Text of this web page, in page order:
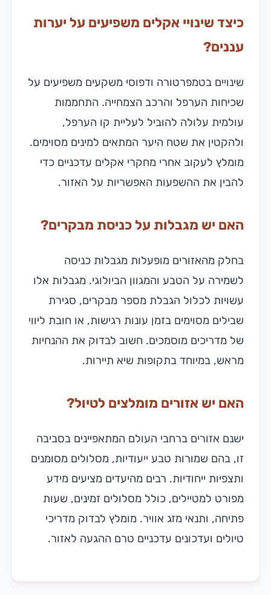
כיצד שינויי אקלים משפיעים על יערות
עננים?
שינויים בטמפרטורה ודפוסי משקעים משפיעים על
שכיחות הערפל והרכב הצמחייה. התחממות
עולמית עלולה להוביל לעליית קו הערפל,
ולהקטין את שטח היער המתאים למינים מסוימים.
מומלץ לעקוב אחרי מחקרי אקלים עדכניים כדי
להבין את ההשפעות האפשריות על האזור.
האם יש מגבלות על כניסת מבקרים?
בחלק מהאזורים מופעלות מגבלות כניסה
לשמירה על הטבע והמגוון הביולוגי. מגבלות אלו
עשויות לכלול הגבלת מספר מבקרים, סגירת
שבילים מסוימים בזמן עונות רגישות, או חובת ליווי
של מדריכים מוסמכים. חשוב לבדוק את ההנחיות
מראש, במיוחד בתקופות שיא תיירות.
האם יש אזורים מומלצים לטיול?
ישנם אזורים ברחבי העולם המתאפיינים בסביבה
זו, בהם שמורות טבע ייעודיות, מסלולים מסומנים
ותצפיות ייחודיות. רבים מהיעדים מציעים מידע
מפורט למטיילים, כולל מסלולים זמינים, שעות
פתיחה, ותנאי מזג אוויר. מומלץ לבדוק מדריכי
טיולים ועדכונים עדכניים טרם ההגעה לאזור.